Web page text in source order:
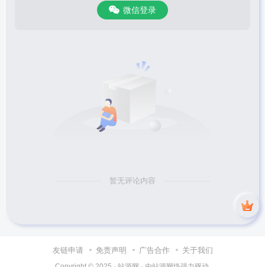
微信登录
暂无评论内容
友链申请 免责声明 广告合作 关于我们